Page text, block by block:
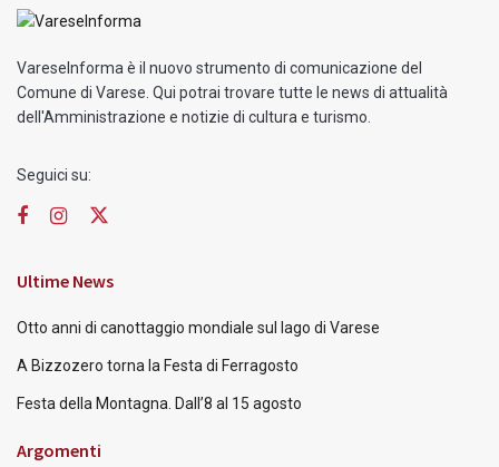
VareseInforma è il nuovo strumento di comunicazione del
Comune di Varese. Qui potrai trovare tutte le news di attualità
dell'Amministrazione e notizie di cultura e turismo.
Seguici su:
Ultime News
Otto anni di canottaggio mondiale sul lago di Varese
A Bizzozero torna la Festa di Ferragosto
Festa della Montagna. Dall’8 al 15 agosto
Argomenti